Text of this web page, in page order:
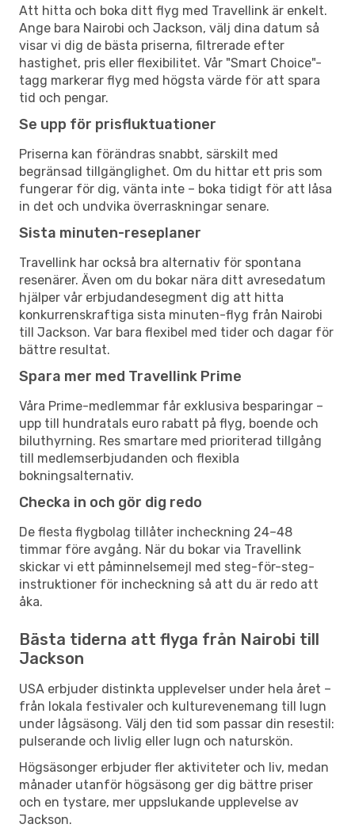
Att hitta och boka ditt flyg med Travellink är enkelt.
Ange bara Nairobi och Jackson, välj dina datum så
visar vi dig de bästa priserna, filtrerade efter
hastighet, pris eller flexibilitet. Vår "Smart Choice"-
tagg markerar flyg med högsta värde för att spara
tid och pengar.
Se upp för prisfluktuationer
Priserna kan förändras snabbt, särskilt med
begränsad tillgänglighet. Om du hittar ett pris som
fungerar för dig, vänta inte – boka tidigt för att låsa
in det och undvika överraskningar senare.
Sista minuten-reseplaner
Travellink har också bra alternativ för spontana
resenärer. Även om du bokar nära ditt avresedatum
hjälper vår erbjudandesegment dig att hitta
konkurrenskraftiga sista minuten-flyg från Nairobi
till Jackson. Var bara flexibel med tider och dagar för
bättre resultat.
Spara mer med Travellink Prime
Våra Prime-medlemmar får exklusiva besparingar –
upp till hundratals euro rabatt på flyg, boende och
biluthyrning. Res smartare med prioriterad tillgång
till medlemserbjudanden och flexibla
bokningsalternativ.
Checka in och gör dig redo
De flesta flygbolag tillåter incheckning 24–48
timmar före avgång. När du bokar via Travellink
skickar vi ett påminnelsemejl med steg-för-steg-
instruktioner för incheckning så att du är redo att
åka.
Bästa tiderna att flyga från Nairobi till
Jackson
USA erbjuder distinkta upplevelser under hela året –
från lokala festivaler och kulturevenemang till lugn
under lågsäsong. Välj den tid som passar din resestil:
pulserande och livlig eller lugn och naturskön.
Högsäsonger erbjuder fler aktiviteter och liv, medan
månader utanför högsäsong ger dig bättre priser
och en tystare, mer uppslukande upplevelse av
Jackson.